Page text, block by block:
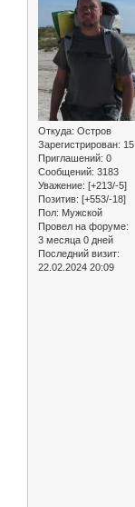
Откуда: Остров
Зарегистрирован:
Приглашений: 0
Сообщений: 3183
Уважение: [+213/-5]
Позитив: [+553/-18]
Пол: Мужской
Провел на форуме:
3 месяца 0 дней
Последний визит:
22.02.2024 20:09